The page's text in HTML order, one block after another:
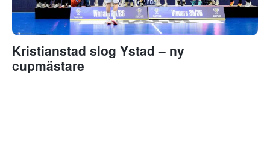
Kristianstad slog Ystad – ny
cupmästare